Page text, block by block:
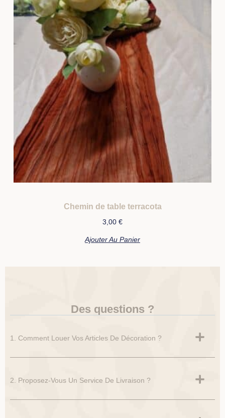
Chemin de table terracota
3,00 €
Ajouter Au Panier
Des questions ?
1. Comment Louer Vos Articles De Décoration ?
2. Proposez-Vous Un Service De Livraison ?